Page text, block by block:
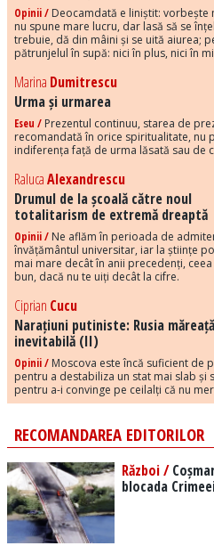
Opinii / Deocamdată e liniștit: vorbește
nu spune mare lucru, dar lasă să se
trebuie, dă din mâini și se uită aiurea;
pătrunjelul în supă: nici în plus, nici în
Marina Dumitrescu
Urma și urmarea
Eseu / Prezentul continuu, starea de
recomandată în orice spiritualitate, nu
indiferența față de urma lăsată sau de
RalucaAlexandrescu
Drumul de la școală către noul
totalitarism de extremă dreaptă
Opinii / Ne aflăm în perioada de
învățământul universitar, iar la științe
mai mare decât în anii precedenți,
bun, dacă nu te uiți decât la cifre.
Ciprian Cucu
Narațiuni putiniste: Rusia
inevitabilă (II)
Opinii / Moscova este încă suficient de
pentru a destabiliza un stat mai slab și
pentru a-i convinge pe ceilalți că nu
RECOMANDAREA EDITORILOR
Război /
blocada